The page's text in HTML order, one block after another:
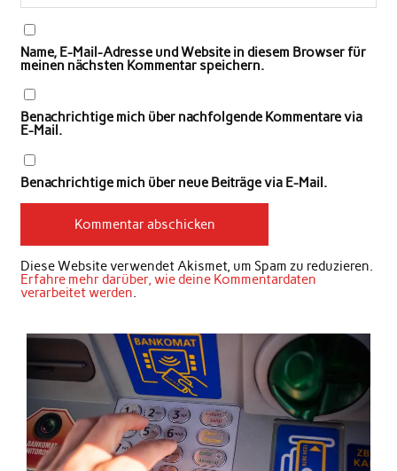
Name, E-Mail-Adresse und Website in diesem Browser für
meinen nächsten Kommentar speichern.
Benachrichtige mich über nachfolgende Kommentare via
E-Mail.
Benachrichtige mich über neue Beiträge via E-Mail.
Diese Website verwendet Akismet, um Spam zu reduzieren.
Erfahre mehr darüber, wie deine Kommentardaten
verarbeitet werden